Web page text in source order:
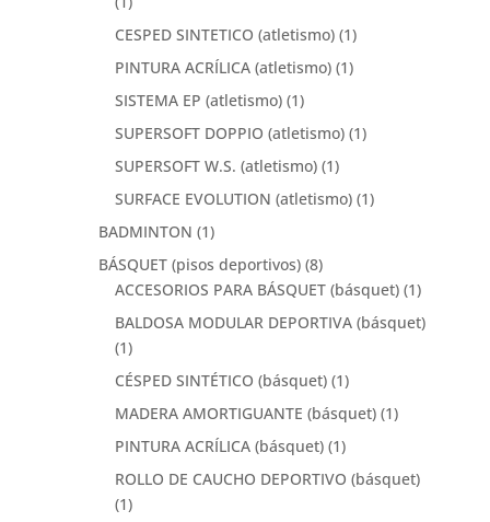
CESPED SINTETICO (atletismo) (1)
PINTURA ACRÍLICA (atletismo) (1)
SISTEMA EP (atletismo) (1)
SUPERSOFT DOPPIO (atletismo) (1)
SUPERSOFT W.S. (atletismo) (1)
SURFACE EVOLUTION (atletismo) (1)
BADMINTON (1)
BÁSQUET (pisos deportivos) (8)
ACCESORIOS PARA BÁSQUET (básquet) (1)
BALDOSA MODULAR DEPORTIVA (básquet)
(1)
CÉSPED SINTÉTICO (básquet) (1)
MADERA AMORTIGUANTE (básquet) (1)
PINTURA ACRÍLICA (básquet) (1)
ROLLO DE CAUCHO DEPORTIVO (básquet)
(1)